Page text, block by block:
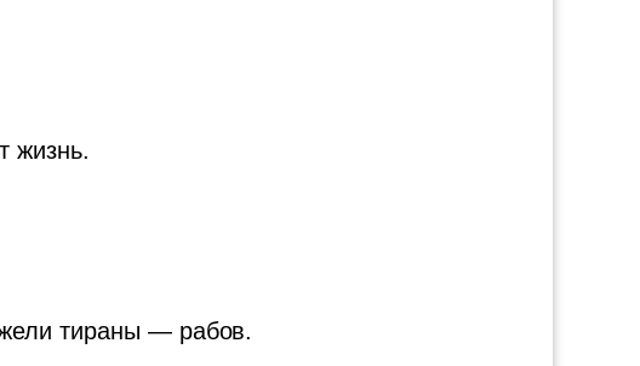
жизнь.
тираны — рабов.